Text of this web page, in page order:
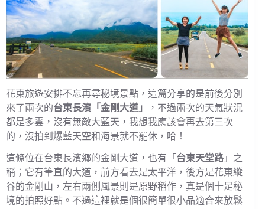
花東旅遊安排不忘再尋秘境景點，這篇分享的是前後分別
來了兩次的台東長濱「金剛大道」
，不過兩次的天氣狀況
都是多雲，沒有無敵大藍天，我想我應該會再去第三次
的，沒拍到爆藍天空和海景就不罷休，哈！
這條位在台東長濱鄉的金剛大道，也有「 台東天堂路 」之
稱；它有筆直的大道，前方看去是太平洋，後方是花東縱
谷的金剛山，左右兩側風景則是原野稻作，真是個十足秘
境的拍照好點。不過這裡就是個很簡單很小品適合來放鬆